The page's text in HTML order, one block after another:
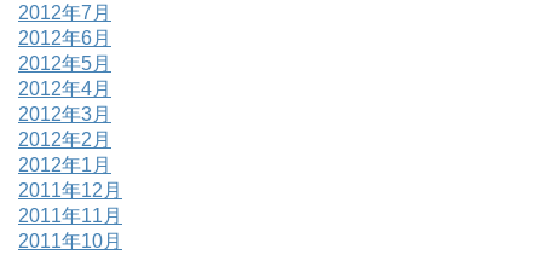
2012年7月
2012年6月
2012年5月
2012年4月
2012年3月
2012年2月
2012年1月
2011年12月
2011年11月
2011年10月